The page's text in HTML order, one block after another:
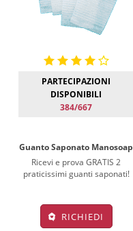
PARTECIPAZIONI
DISPONIBILI
384/667
Guanto Saponato Manosoap
Ricevi e prova GRATIS 2
praticissimi guanti saponati!
RICHIEDI